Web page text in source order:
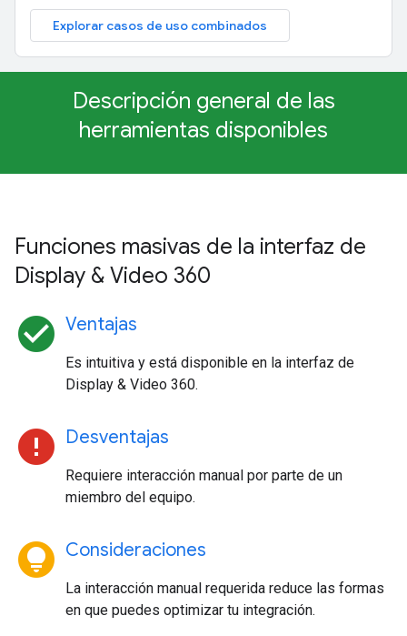
Explorar casos de uso combinados
Descripción general de las
herramientas disponibles
Funciones masivas de la interfaz de
Display & Video 360
check_circle Ventajas
Es intuitiva y está disponible en la interfaz de
Display & Video 360.
error Desventajas
Requiere interacción manual por parte de un
miembro del equipo.
lightbulb_circle Consideraciones
La interacción manual requerida reduce las formas
en que puedes optimizar tu integración.